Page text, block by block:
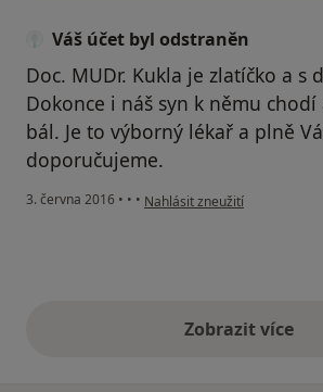
Váš účet byl odstraněn
Doc. MUDr. Kukla je zlatíčko a s
Dokonce i náš syn k němu chodí
bál. Je to výborný lékař a plně
doporučujeme.
3. června 2016 • • • podle názoru uživatele Váš
Nahlásit zneužití
Zobrazit více
výše